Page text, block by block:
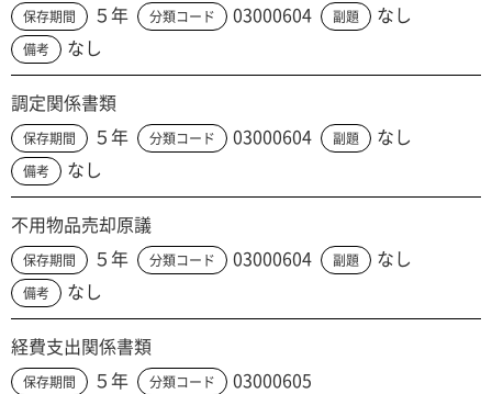
保存期間 ５年 分類コード 03000604 副題 なし
備考 なし
調定関係書類
保存期間 ５年 分類コード 03000604 副題 なし
備考 なし
不用物品売却原議
保存期間 ５年 分類コード 03000604 副題 なし
備考 なし
経費支出関係書類
保存期間 ５年 分類コード 03000605